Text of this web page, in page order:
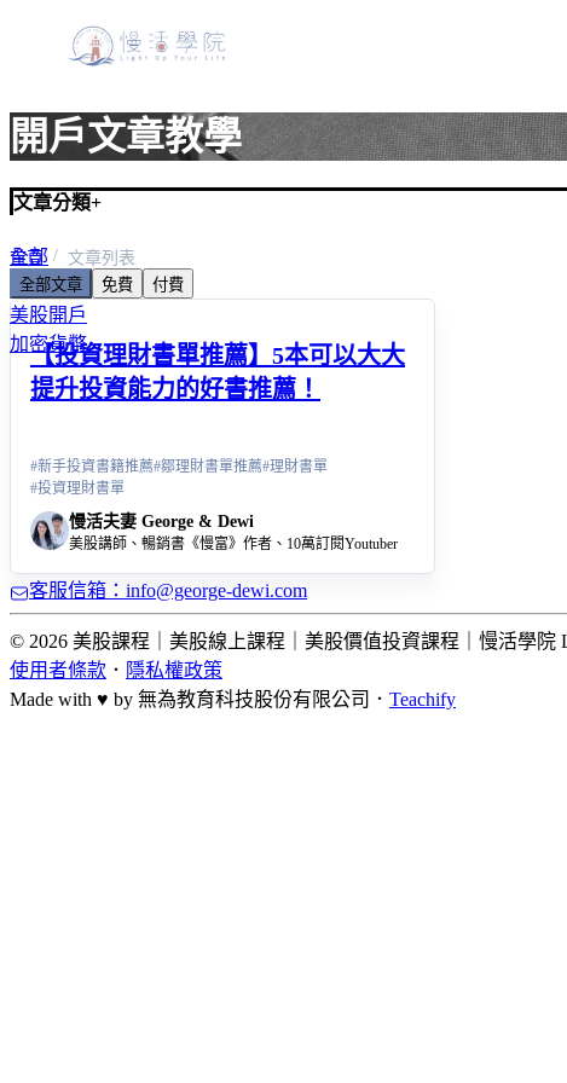
開戶文章教學
文章分類+
全部
美股入門
美股開戶
加密貨幣
首頁
文章列表
全部文章
免費 付費
【投資理財書單推薦】5本可以大大
提升投資能力的好書推薦！
#新手投資書籍推薦#鄒理財書單推薦#理財書單
#投資理財書單
慢活夫妻 George & Dewi
美股講師、暢銷書《慢富》作者、10萬訂閱Youtuber
客服信箱：info@george-dewi.com
© 2026 美股課程｜美股線上課程｜美股價值投資課程｜慢活學院
使用者條款 ． 隱私權政策
Made with ♥ by 無為教育科技股份有限公司． Teachify